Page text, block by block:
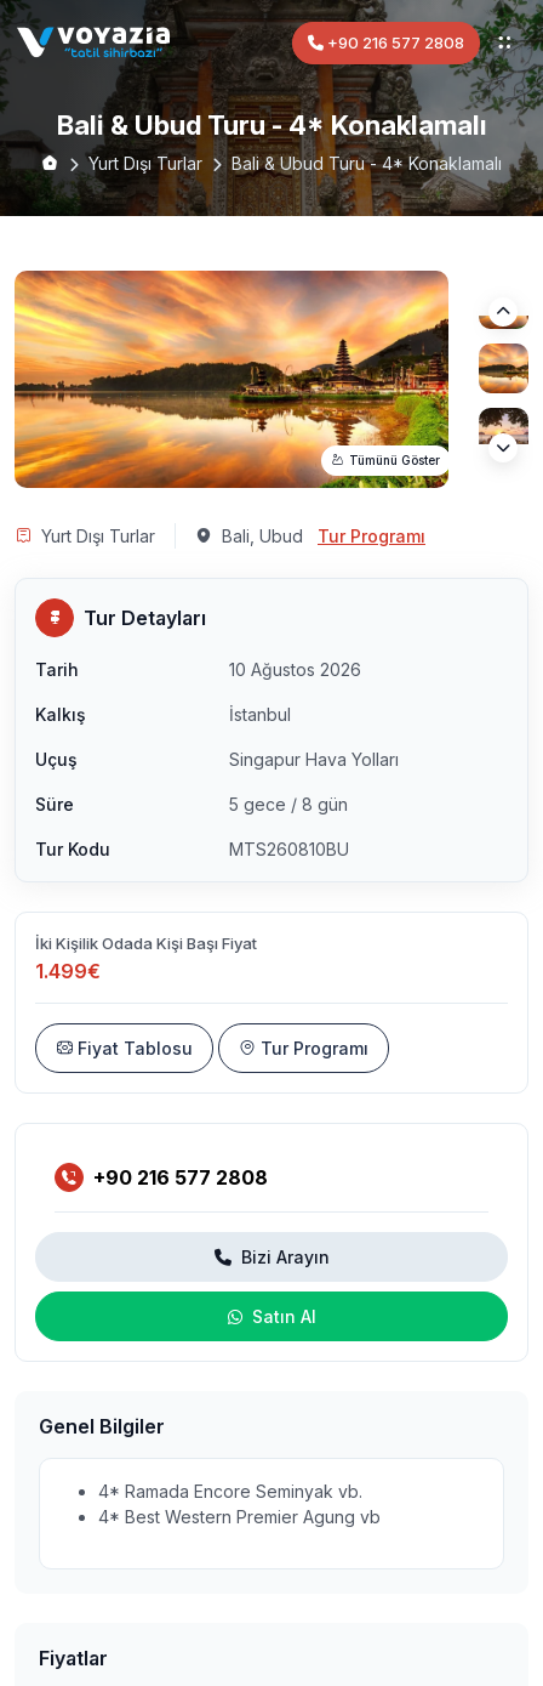
+90 216 577 2808
Bali & Ubud Turu - 4* Konaklamalı
Yurt Dışı Turlar Bali & Ubud Turu - 4* Konaklamalı
Tümünü Göster
Yurt Dışı Turlar Bali, Ubud Tur Programı
Tur Detayları
Tarih 10 Ağustos 2026
Kalkış İstanbul
Uçuş Singapur Hava Yolları
Süre 5 gece / 8 gün
Tur Kodu MTS260810BU
İki Kişilik Odada Kişi Başı Fiyat
1.499€
Fiyat Tablosu Tur Programı
+90 216 577 2808
Bizi Arayın
Satın Al
Genel Bilgiler
4* Ramada Encore Seminyak vb.
4* Best Western Premier Agung vb
Fiyatlar